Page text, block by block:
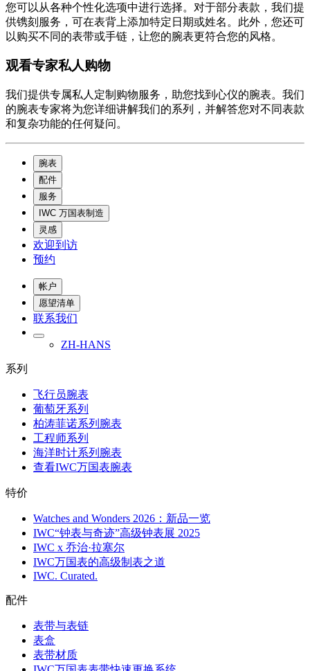
您可以从各种个性化选项中进行选择。对于部分表款，我们提
供镌刻服务，可在表背上添加特定日期或姓名。此外，您还可
以购买不同的表带或手链，让您的腕表更符合您的风格。
观看专家私人购物
我们提供专属私人定制购物服务，助您找到心仪的腕表。我们
的腕表专家将为您详细讲解我们的系列，并解答您对不同表款
和复杂功能的任何疑问。
腕表
配件
服务
IWC 万国表制造
灵感
欢迎到访
预约
帐户
愿望清单
联系我们
ZH-HANS
系列
飞行员腕表
葡萄牙系列
柏涛菲诺系列腕表
工程师系列
海洋时计系列腕表
查看IWC万国表腕表
特价
Watches and Wonders 2026：新品一览
IWC“钟表与奇迹”高级钟表展 2025
IWC x 乔治·拉塞尔
IWC万国表的高级制表之道
IWC. Curated.
配件
表带与表链
表盒
表带材质